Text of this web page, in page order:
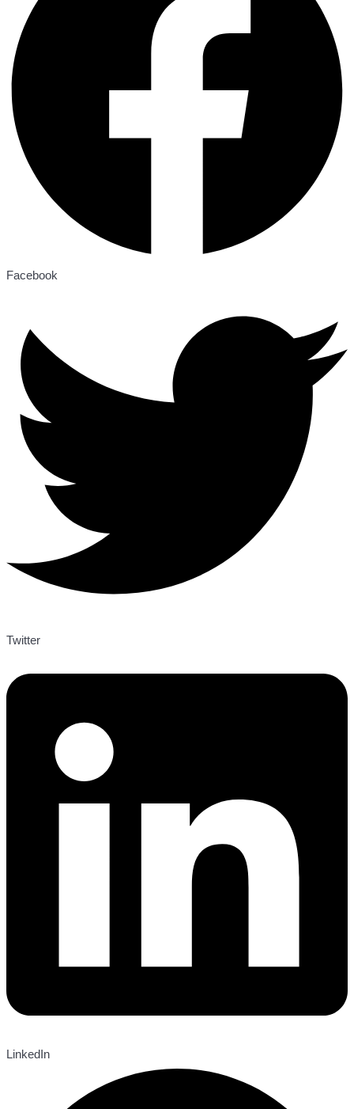
Facebook
Twitter
LinkedIn